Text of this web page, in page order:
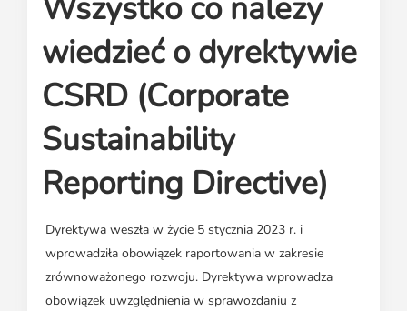
Partnerzy ZPL
Subskrybuj Leaseletter
Materiały do pobrania
Kontakt dla mediów
Klauzule informacyjne
Wszystko co należy
wiedzieć o dyrektywie
CSRD (Corporate
Sustainability
Reporting Directive)
Dyrektywa weszła w życie 5 stycznia 2023 r. i
wprowadziła obowiązek raportowania w zakresie
zrównoważonego rozwoju. Dyrektywa wprowadza
obowiązek uwzględnienia w sprawozdaniu z